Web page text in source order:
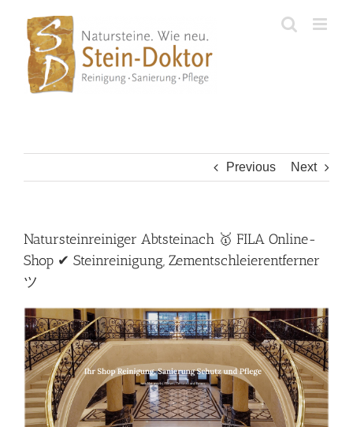
content
Previous Next
Natursteinreiniger Abtsteinach 🥇 FILA Online-
Shop ✔ Steinreinigung, Zementschleierentferner
ツ